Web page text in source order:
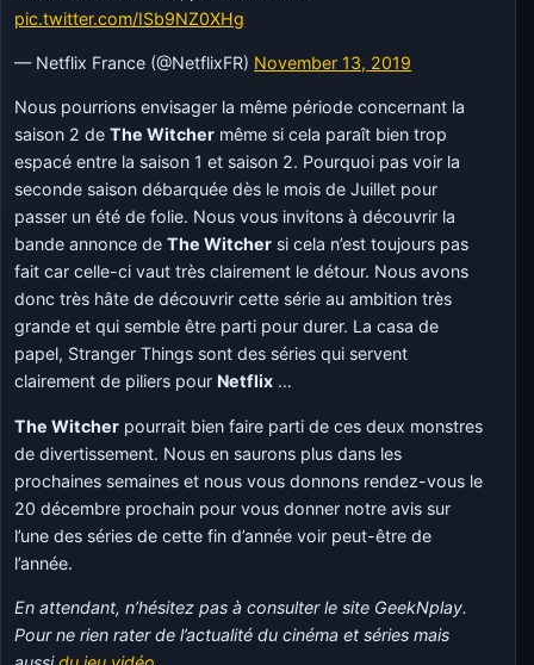
pic.twitter.com/ISb9NZ0XHg
— Netflix France (@NetflixFR) November 13, 2019
Nous pourrions envisager la même période concernant la
saison 2 deThe Witcher même si cela paraît bien trop
espacé entre la saison 1 et saison 2. Pourquoi pas voir la
seconde saison débarquée dès le mois de Juillet pour
passer un été de folie. Nous vous invitons à découvrir la
bande annonce deThe Witcher si cela n’est toujours pas
fait car celle-ci vaut très clairement le détour. Nous avons
donc très hâte de découvrir cette série au ambition très
grande et qui semble être parti pour durer. La casa de
papel, Stranger Things sont des séries qui servent
clairement de piliers pour Netflix …
The Witcher pourrait bien faire parti de ces deux monstres
de divertissement. Nous en saurons plus dans les
prochaines semaines et nous vous donnons rendez-vous le
20 décembre prochain pour vous donner notre avis sur
l’une des séries de cette fin d’année voir peut-être de
l’année.
En attendant, n’hésitez pas à consulter le site GeekNplay.
Pour ne rien rater de l’actualité du cinéma et séries mais